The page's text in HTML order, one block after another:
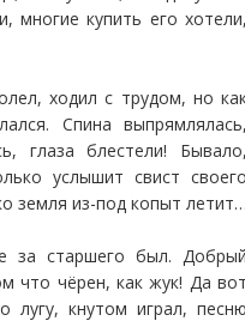
многие купить его
ходил с трудом, но
Спина
глаза блестели!
услышит свист
земля из-под копыт
за старшего был.
что чёрен, как жук! Да
лугу, кнутом играл,